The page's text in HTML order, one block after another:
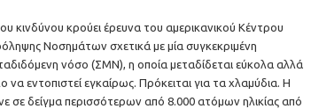
κινδύνου κρούει έρευνα του αμερικανικού Κέντρου
Νοσημάτων σχετικά με μία συγκεκριμένη
νόσο (ΣΜΝ), η οποία μεταδίδεται εύκολα αλλά
να εντοπιστεί εγκαίρως. Πρόκειται για τα χλαμύδια. Η
σε δείγμα περισσότερων από 8.000 ατόμων ηλικίας από